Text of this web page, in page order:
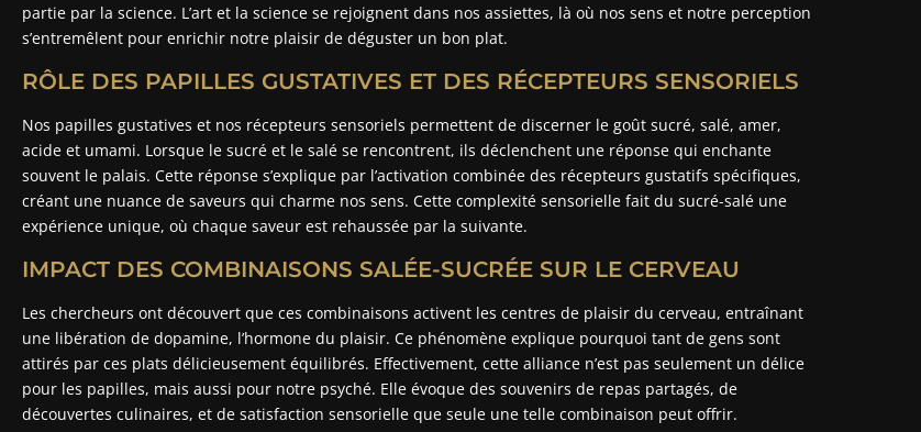
partie par la science. L’art et la science se rejoignent dans nos assiettes, là où nos sens et notre perception
s’entremêlent pour enrichir notre plaisir de déguster un bon plat.
RÔLE DES PAPILLES GUSTATIVES ET DES RÉCEPTEURS SENSORIELS
Nos papilles gustatives et nos récepteurs sensoriels permettent de discerner le goût sucré, salé, amer,
acide et umami. Lorsque le sucré et le salé se rencontrent, ils déclenchent une réponse qui enchante
souvent le palais. Cette réponse s’explique par l’activation combinée des récepteurs gustatifs spécifiques,
créant une nuance de saveurs qui charme nos sens. Cette complexité sensorielle fait du sucré-salé une
expérience unique, où chaque saveur est rehaussée par la suivante.
IMPACT DES COMBINAISONS SALÉE-SUCRÉE SUR LE CERVEAU
Les chercheurs ont découvert que ces combinaisons activent les centres de plaisir du cerveau, entraînant
une libération de dopamine, l’hormone du plaisir. Ce phénomène explique pourquoi tant de gens sont
attirés par ces plats délicieusement équilibrés. Effectivement, cette alliance n’est pas seulement un délice
pour les papilles, mais aussi pour notre psyché. Elle évoque des souvenirs de repas partagés, de
découvertes culinaires, et de satisfaction sensorielle que seule une telle combinaison peut offrir.